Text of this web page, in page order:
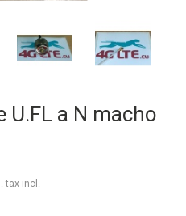
U.FL a N macho
tax incl.